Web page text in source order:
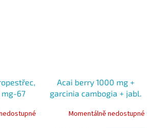
67
Acai berry 1000 mg +
garcinia cambogia + jabl.
Momentálně nedostupné